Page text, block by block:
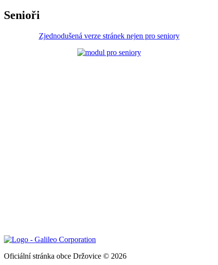
Senioři
Zjednodušená verze stránek nejen pro seniory
Oficiální stránka obce Držovice © 2026